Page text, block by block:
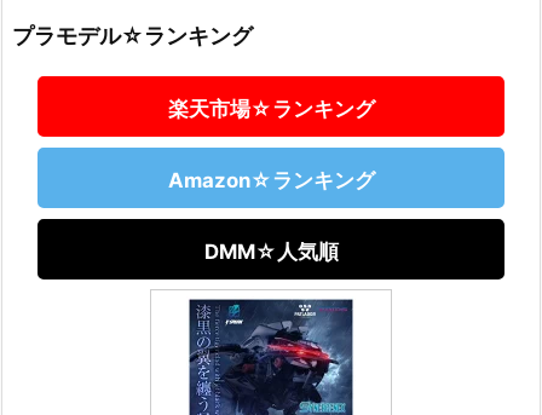
プラモデル☆ランキング
楽天市場☆ランキング
Amazon☆ランキング
DMM☆人気順